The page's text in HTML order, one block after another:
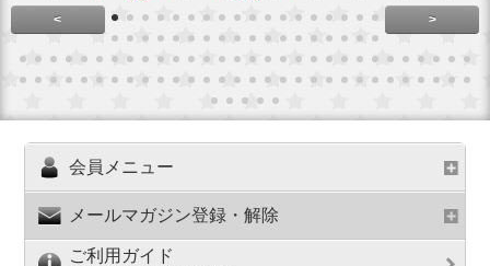
< >
会員メニュー
メールマガジン登録・解除
ご利用ガイド